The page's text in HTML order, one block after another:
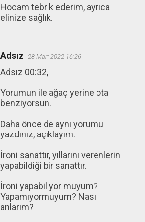
Hocam tebrik ederim, ayrıca
elinize sağlık.
Adsız 28 Mart 2022 16:26
Adsız 00:32,
Yorumun ile ağaç yerine ota
benziyorsun.
Daha önce de aynı yorumu
yazdınız, açıklayım.
İroni sanattır, yıllarını verenlerin
yapabildiği bir sanattır.
İroni yapabiliyor muyum?
Yapamıyormuyum? Nasıl
anlarım?